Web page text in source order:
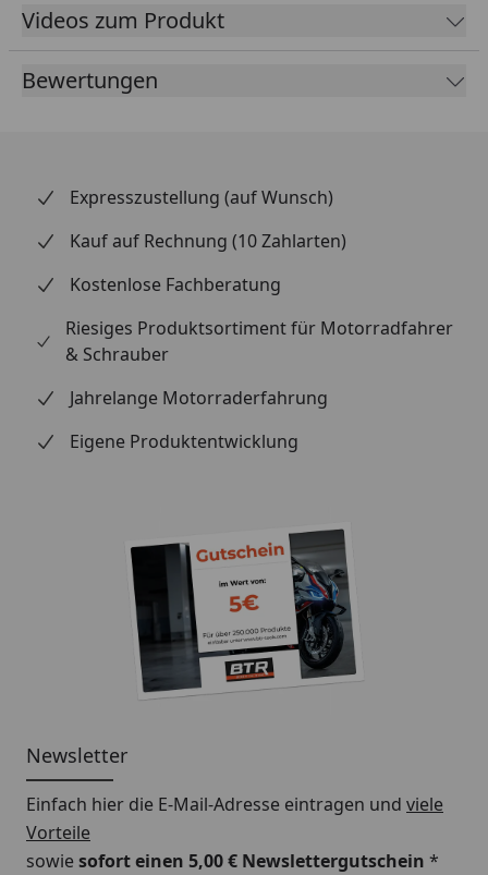
Ideale Lösung für den Reifenwechsel zu Hause
Keine teuren Werkstattbesuche mehr nötig.
Effizient, robust und einfach in der Handhabung.
Durch den modularen Aufbau
Funktionserweiterung für andere Felgenarten
problemlos möglich
für 12-21“ Räder
Rennreifen
Pitbikereifen*
Einarmschwingen*
Speichenräder
TL Reifen (Tubeless =
Reifen bis 240 mm
Videos zum Produkt
Bewertungen
Expresszustellung (auf Wunsch)
Kauf auf Rechnung (10 Zahlarten)
Kostenlose Fachberatung
Riesiges Produktsortiment für Motorradfahrer
& Schrauber
Jahrelange Motorraderfahrung
Eigene Produktentwicklung
Newsletter
Einfach hier die E-Mail-Adresse eintragen und viele
Vorteile
sowiesofort einen 5,00 € Newslettergutschein *